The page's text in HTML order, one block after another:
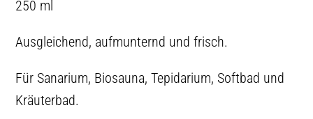
250 ml
Ausgleichend, aufmunternd und frisch.
Für Sanarium, Biosauna, Tepidarium, Softbad und
Kräuterbad.